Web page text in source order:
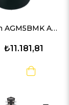
Washburn AGM5BMK Apprentice G-Mini 5 Akustik Gitar
₺11.181,81